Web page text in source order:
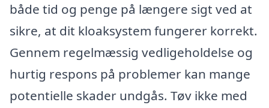
både tid og penge på længere sigt ved at
sikre, at dit kloaksystem fungerer korrekt.
Gennem regelmæssig vedligeholdelse og
hurtig respons på problemer kan mange
potentielle skader undgås. Tøv ikke med